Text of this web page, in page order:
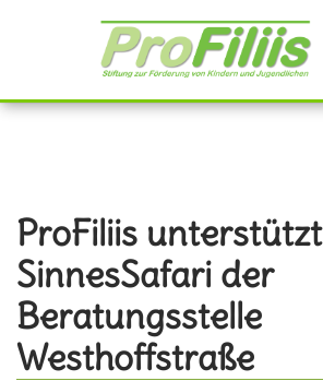
ProFiliis unterstützt
SinnesSafari der
Beratungsstelle
Westhoffstraße